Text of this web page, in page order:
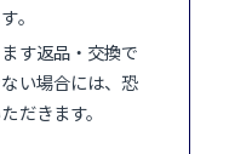
。
す返品・交換で
い場合には、恐
だきます。